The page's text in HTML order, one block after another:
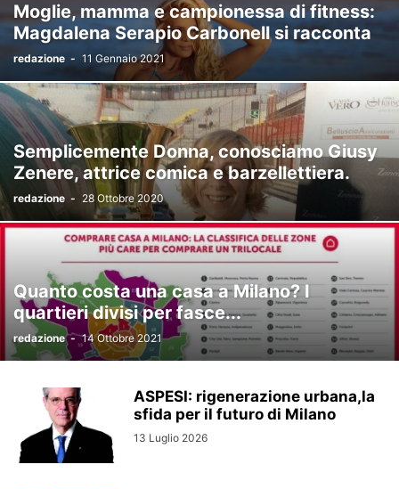
Moglie, mamma e campionessa di fitness:
Magdalena Serapio Carbonell si racconta
redazione - 11 Gennaio 2021
Semplicemente Donna, conosciamo Giusy
Zenere, attrice comica e barzellettiera.
redazione - 28 Ottobre 2020
Quanto costa una casa a Milano? I
quartieri divisi per fasce...
redazione - 14 Ottobre 2021
ASPESI: rigenerazione urbana,la
sfida per il futuro di Milano
13 Luglio 2026